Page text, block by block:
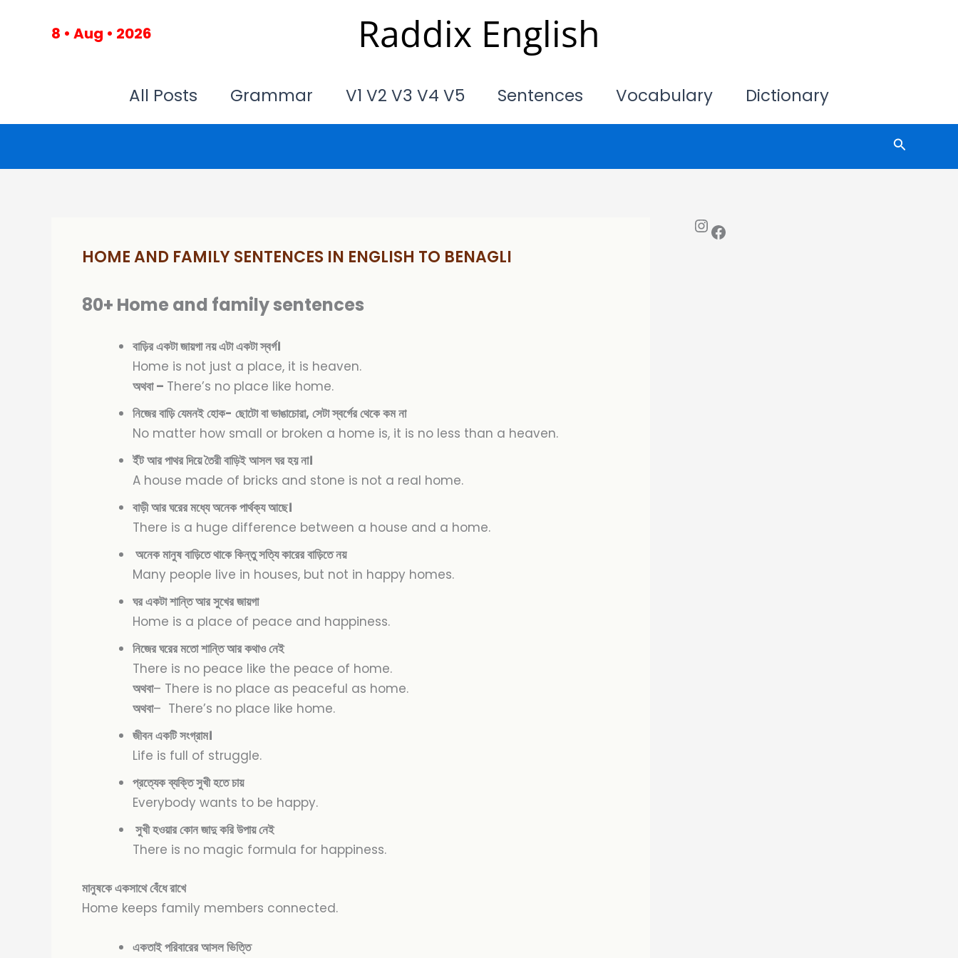
8 • Aug • 2026 Raddix English
All Posts Grammar V1 V2 V3 V4 V5 Sentences Vocabulary Dictionary
Search
HOME AND FAMILY SENTENCES IN ENGLISH TO BENAGLI
80+ Home and family sentences
বাড়ির একটা জায়গা নয় এটা একটা স্বর্গ।
Home is not just a place, it is heaven.
অথবা – There’s no place like home.
নিজের বাড়ি যেমনই হোক- ছোটো বা ভাঙাচোরা, সেটা স্বর্গের থেকে কম না
No matter how small or broken a home is, it is no less than a heaven.
ইঁট আর পাথর দিয়ে তৈরী বাড়িই আসল ঘর হয় না।
A house made of bricks and stone is not a real home.
বাড়ী আর ঘরের মধ্যে অনেক পার্থক্য আছে।
There is a huge difference between a house and a home.
অনেক মানুষ বাড়িতে থাকে কিন্তু সত্যি কারের বাড়িতে নয়
Many people live in houses, but not in happy homes.
ঘর একটা শান্তি আর সুখের জায়গা
Home is a place of peace and happiness.
নিজের ঘরের মতো শান্তি আর কথাও নেই
There is no peace like the peace of home.
অথবা– There is no place as peaceful as home.
অথবা– There’s no place like home.
জীবন একটি সংগ্রাম।
Life is full of struggle.
প্রত্যেক ব্যক্তি সুখী হতে চায়
Everybody wants to be happy.
সুখী হওয়ার কোন জাদু করি উপায় নেই
There is no magic formula for happiness.
মানুষকে একসাথে বেঁধে রাখে
Home keeps family members connected.
একতাই পরিবারের আসল ভিত্তি
InstagramFacebook